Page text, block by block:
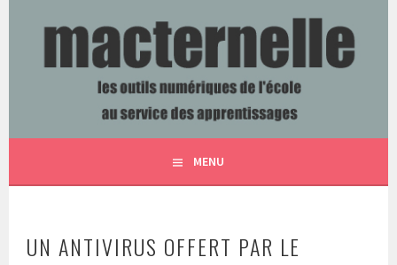
MACTERNELLE
LES OUTILS NUMÉRIQUES DE L'ÉCOLE AU SERVICE DES
MENU
UN ANTIVIRUS OFFERT PAR LE